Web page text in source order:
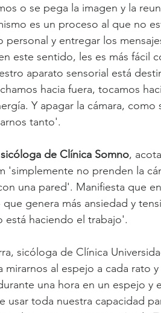
o se pega la imagen y la
es un proceso al que no
personal y entregar los
este sentido, les es más fácil
aparato sensorial está
hacia fuera, tocamos
Y apagar la cámara,
tanto'.
de Clínica Somno,
'simplemente no prenden la
una pared'. Manifiesta que
genera más ansiedad y
está haciendo el trabajo'.
sicóloga de Clínica
mirarnos al espejo a cada rato
una hora en un espejo y
usar toda nuestra capacidad